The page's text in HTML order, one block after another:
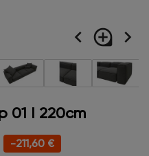
navigate_before loupe navigate_next
01 I 220cm
-211,60 €